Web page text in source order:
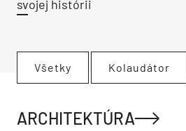
svojej histórii
Všetky Kolaudátor
ARCHITEKTÚRA